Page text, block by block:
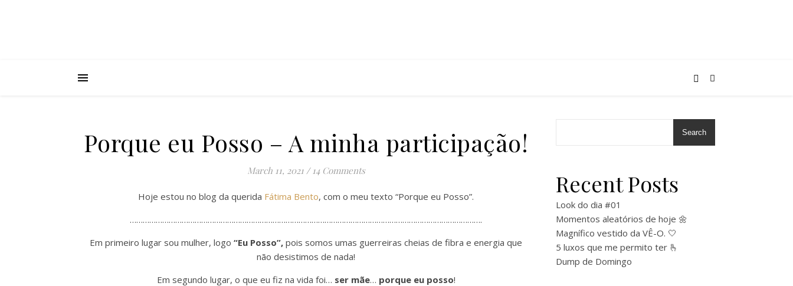
Porque eu Posso – A minha participação!
March 11, 2021 / 14 Comments
Hoje estou no blog da querida Fátima Bento, com o meu texto “Porque eu Posso”.
……………………………………………………………………………………………………………………………………………….
Em primeiro lugar sou mulher, logo “Eu Posso”, pois somos umas guerreiras cheias de fibra e energia que
não desistimos de nada!
Em segundo lugar, o que eu fiz na vida foi… ser mãe… porque eu posso!
Search
Recent Posts
Look do dia #01
Momentos aleatórios de hoje 🌼
Magnífico vestido da VÊ-O. 🤍
5 luxos que me permito ter 🫰
Dump de Domingo